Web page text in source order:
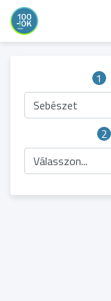
1
Sebészet
2
Válasszon...